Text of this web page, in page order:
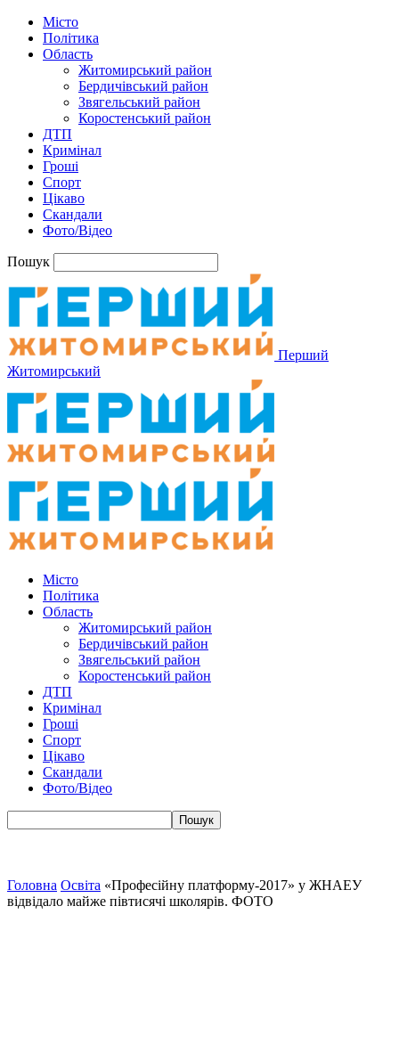
Місто
Політика
Область
Житомирський район
Бердичівський район
Звягельський район
Коростенський район
ДТП
Кримінал
Гроші
Спорт
Цікаво
Скандали
Фото/Відео
Пошук
Перший
Житомирський
Місто
Політика
Область
Житомирський район
Бердичівський район
Звягельський район
Коростенський район
ДТП
Кримінал
Гроші
Спорт
Цікаво
Скандали
Фото/Відео
Головна Освіта «Професійну платформу-2017» у ЖНАЕУ
відвідало майже півтисячі школярів. ФОТО